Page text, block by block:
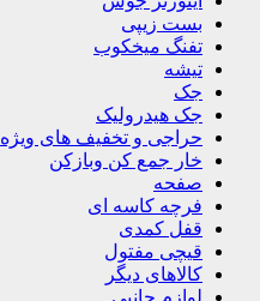
بست زیپی
تفنگ میخکوب
تیشه
جک
جک هیدرولیک
حراجی و تخفیف های ویژه
خار جمع کن وبازکن
صفحه
فرچه کاسه ای
قفل کمدی
قیچی مفتول
کالاهای دیگر